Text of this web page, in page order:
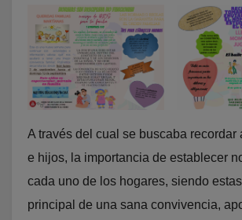
A través del cual se buscaba recordar
e hijos, la importancia de establecer
cada uno de los hogares, siendo
principal de una sana convivencia,